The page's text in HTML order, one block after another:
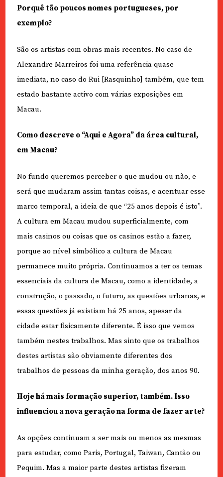
Porquê tão poucos nomes portugueses, por
exemplo?
São os artistas com obras mais recentes. No caso de
Alexandre Marreiros foi uma referência quase
imediata, no caso do Rui [Rasquinho] também, que tem
estado bastante activo com várias exposições em
Macau.
Como descreve o “Aqui e Agora” da área cultural,
em Macau?
No fundo queremos perceber o que mudou ou não, e
será que mudaram assim tantas coisas, e acentuar esse
marco temporal, a ideia de que “25 anos depois é isto”.
A cultura em Macau mudou superficialmente, com
mais casinos ou coisas que os casinos estão a fazer,
porque ao nível simbólico a cultura de Macau
permanece muito própria. Continuamos a ter os temas
essenciais da cultura de Macau, como a identidade, a
construção, o passado, o futuro, as questões urbanas, e
essas questões já existiam há 25 anos, apesar da
cidade estar fisicamente diferente. É isso que vemos
também nestes trabalhos. Mas sinto que os trabalhos
destes artistas são obviamente diferentes dos
trabalhos de pessoas da minha geração, dos anos 90.
Hoje há mais formação superior, também. Isso
influenciou a nova geração na forma de fazer arte?
As opções continuam a ser mais ou menos as mesmas
para estudar, como Paris, Portugal, Taiwan, Cantão ou
Pequim. Mas a maior parte destes artistas fizeram